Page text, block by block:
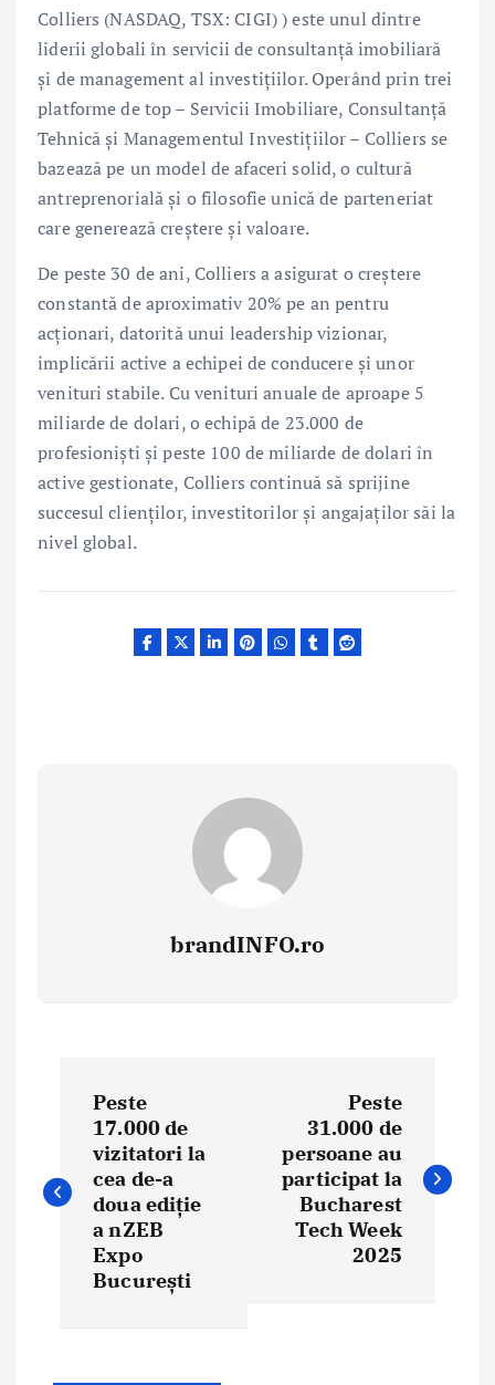
Colliers (NASDAQ, TSX: CIGI) ) este unul dintre
liderii globali în servicii de consultanță imobiliară
și de management al investițiilor. Operând prin trei
platforme de top – Servicii Imobiliare, Consultanță
Tehnică și Managementul Investițiilor – Colliers se
bazează pe un model de afaceri solid, o cultură
antreprenorială și o filosofie unică de parteneriat
care generează creștere și valoare.
De peste 30 de ani, Colliers a asigurat o creștere
constantă de aproximativ 20% pe an pentru
acționari, datorită unui leadership vizionar,
implicării active a echipei de conducere și unor
venituri stabile. Cu venituri anuale de aproape 5
miliarde de dolari, o echipă de 23.000 de
profesioniști și peste 100 de miliarde de dolari în
active gestionate, Colliers continuă să sprijine
succesul clienților, investitorilor și angajaților săi la
nivel global.
brandINFO.ro
v
i
Peste
17.000 de
vizitatori la
cea de-a
doua ediție
a nZEB
Expo
București
Peste
31.000 de
persoane au
participat la
Bucharest
Tech Week
2025